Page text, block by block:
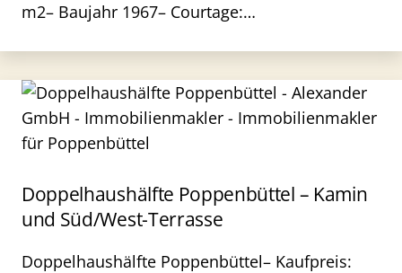
m2– Baujahr 1967– Courtage:…
Doppelhaushälfte Poppenbüttel – Kamin
und Süd/West-Terrasse
Doppelhaushälfte Poppenbüttel– Kaufpreis: